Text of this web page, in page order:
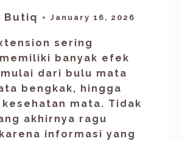
Butiq January 16, 2026
sering
banyak efek
dari bulu mata
bengkak, hingga
mata. Tidak
akhirnya ragu
informasi yang